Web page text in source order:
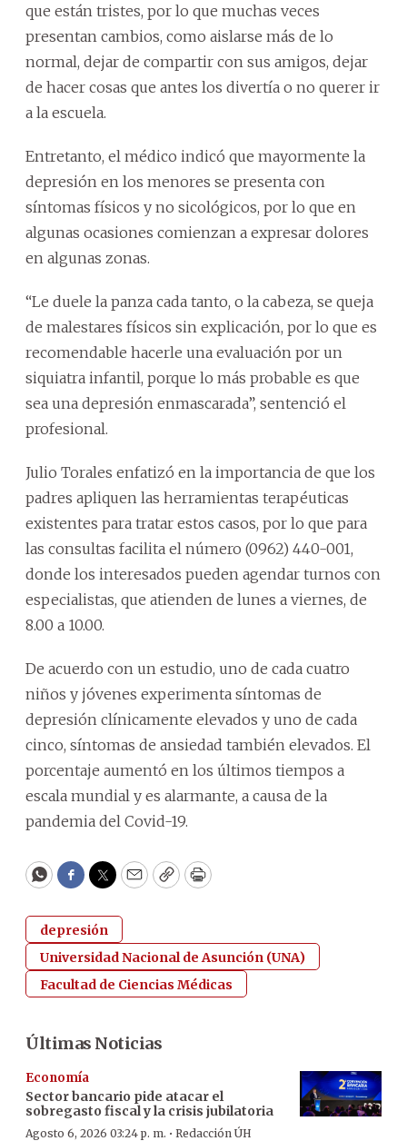
que están tristes, por lo que muchas veces
presentan cambios, como aislarse más de lo
normal, dejar de compartir con sus amigos, dejar
de hacer cosas que antes los divertía o no querer ir
a la escuela.
Entretanto, el médico indicó que mayormente la
depresión en los menores se presenta con
síntomas físicos y no sicológicos, por lo que en
algunas ocasiones comienzan a expresar dolores
en algunas zonas.
“Le duele la panza cada tanto, o la cabeza, se queja
de malestares físicos sin explicación, por lo que es
recomendable hacerle una evaluación por un
siquiatra infantil, porque lo más probable es que
sea una depresión enmascarada”, sentenció el
profesional.
Julio Torales enfatizó en la importancia de que los
padres apliquen las herramientas terapéuticas
existentes para tratar estos casos, por lo que para
las consultas facilita el número (0962) 440-001,
donde los interesados pueden agendar turnos con
especialistas, que atienden de lunes a viernes, de
8.00 a 10.00.
De acuerdo con un estudio, uno de cada cuatro
niños y jóvenes experimenta síntomas de
depresión clínicamente elevados y uno de cada
cinco, síntomas de ansiedad también elevados. El
porcentaje aumentó en los últimos tiempos a
escala mundial y es alarmante, a causa de la
pandemia del Covid-19.
WhatsApp
Facebook
Twitter
EmailCopyPrint
depresión
Universidad Nacional de Asunción (UNA)
Facultad de Ciencias Médicas
Últimas Noticias
Economía
Sector bancario pide atacar el
sobregasto fiscal y la crisis jubilatoria
Agosto 6, 2026 03:24 p. m. · Redacción ÚH